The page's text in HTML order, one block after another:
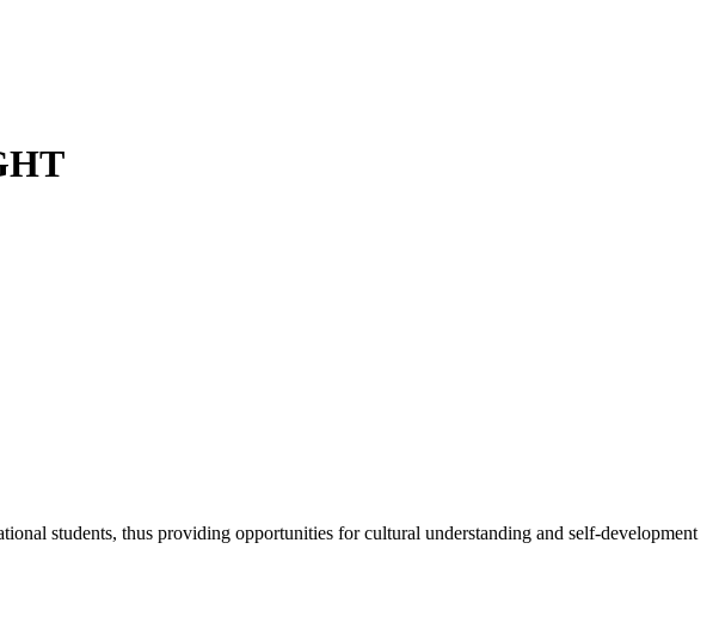
students, thus providing opportunities for cultural understanding and self-development